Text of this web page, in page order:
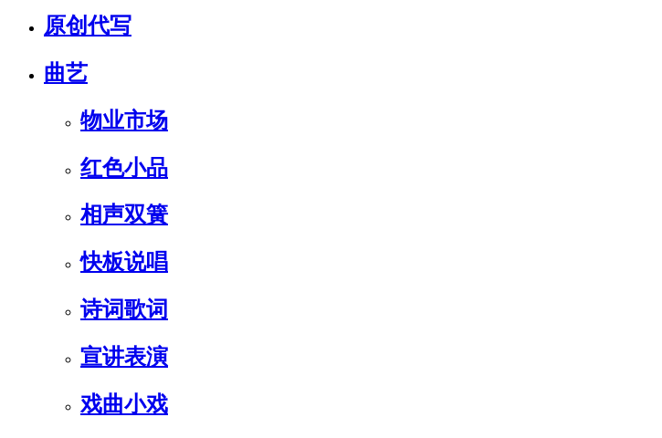
原创代写
曲艺
物业市场
红色小品
相声双簧
快板说唱
诗词歌词
宣讲表演
戏曲小戏